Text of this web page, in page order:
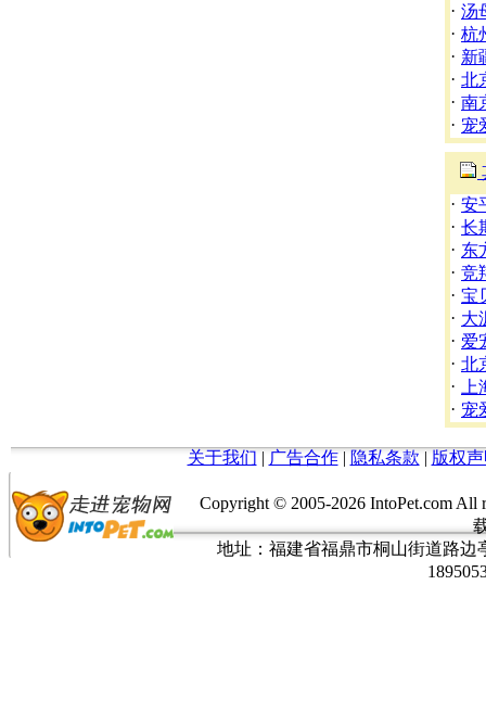
· 汤
· 杭
· 新
· 北
· 南
· 宠
· 安
· 长
· 东
· 竞
· 宝
· 大
· 爱
· 北
·
· 宠
关于我们 | 广告合作| 隐私条款 | 版权
Copyright © 2005-2026 IntoPet.com
地址：福建省福鼎市桐山街道路边